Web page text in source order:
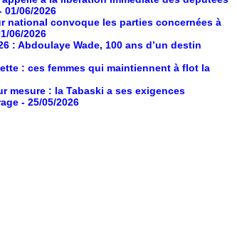
01/06/2026
national convoque les parties concernées à
06/2026
: Abdoulaye Wade, 100 ans d’un destin
: ces femmes qui maintiennent à flot la
mesure : la Tabaski a ses exigences
- 25/05/2026